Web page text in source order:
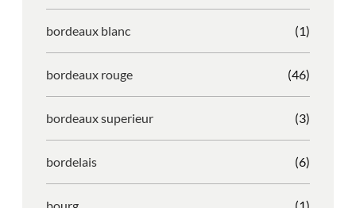
bordeaux blanc (1)
bordeaux rouge (46)
bordeaux superieur (3)
bordelais (6)